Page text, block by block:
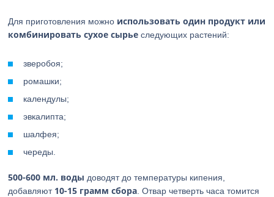
Для приготовления можно использовать один продукт или
комбинировать сухое сырье следующих растений:
зверобоя;
ромашки;
календулы;
эвкалипта;
шалфея;
череды.
500-600 мл. воды доводят до температуры кипения,
добавляют 10-15 грамм сбора . Отвар четверть часа томится